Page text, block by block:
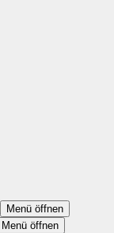
Menü öffnen
Menü öffnen